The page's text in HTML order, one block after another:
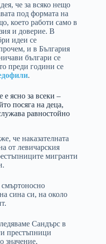
че за всяко нещо
под формата на
което работи само в
и доверие. В
идеи се
и в България
българи се
преди години се
.
ясно за всеки –
посяга на деца,
равностойно
че наказателната
от левичарския
мигранти
сина си, на около
Сандърс в
престъпници
значение,